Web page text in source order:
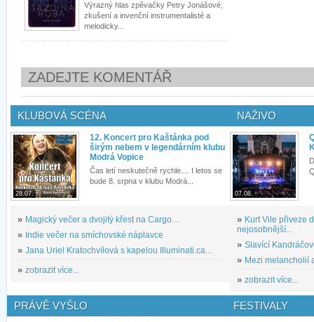
Výrazný hlas zpěvačky Petry Jonášové,
zkušení a invenční instrumentalisté a
melodicky...
ZADEJTE KOMENTÁŘ
KLUBOVÁ SCÉNA
28.07.
12. Koncert pro Kaštánka pod
širým nebem v legendárním klubu
Modrá Vopice
Čas letí neskutečně rychle.... I letos se
bude 8. srpna v klubu Modrá...
» Magický večer a dvojitý křest na Cargo...
» Indie večer na smíchovské náplavce
» Jana Uriel Kratochvílová s kapelou Illuminati.ca...
» zobrazit více...
NAŽIVO
07.08.
» Kurt Vile přiveze
nejosobnější...
» Slavící
» Mezi melancholií
» zobrazit více...
PRÁVĚ VYŠLO FESTIVALY